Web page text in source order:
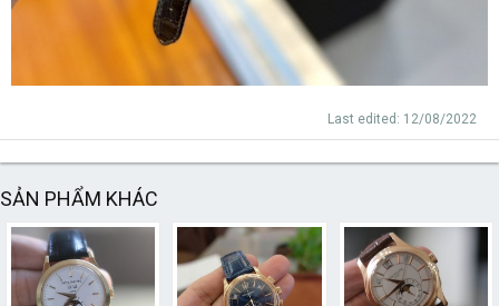
Last edited: 12/08/2022
SẢN PHẨM KHÁC